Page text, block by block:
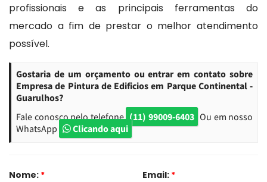
profissionais e as principais ferramentas do
mercado a fim de prestar o melhor atendimento
possível.
Gostaria de um orçamento ou entrar em contato sobre
Empresa de Pintura de Edificios em Parque Continental -
Guarulhos?
Fale conosco pelo telefone (11) 99009-6403 Ou em nosso
WhatsApp
Clicando aqui
Nome: * Email: *